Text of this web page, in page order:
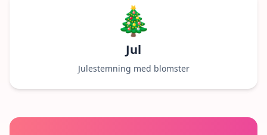
🎄
Jul
Julestemning med blomster